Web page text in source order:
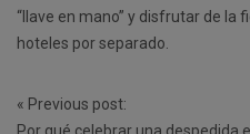
“llave en mano” y disfrutar de la
hoteles por separado.
Post
« Previous post: